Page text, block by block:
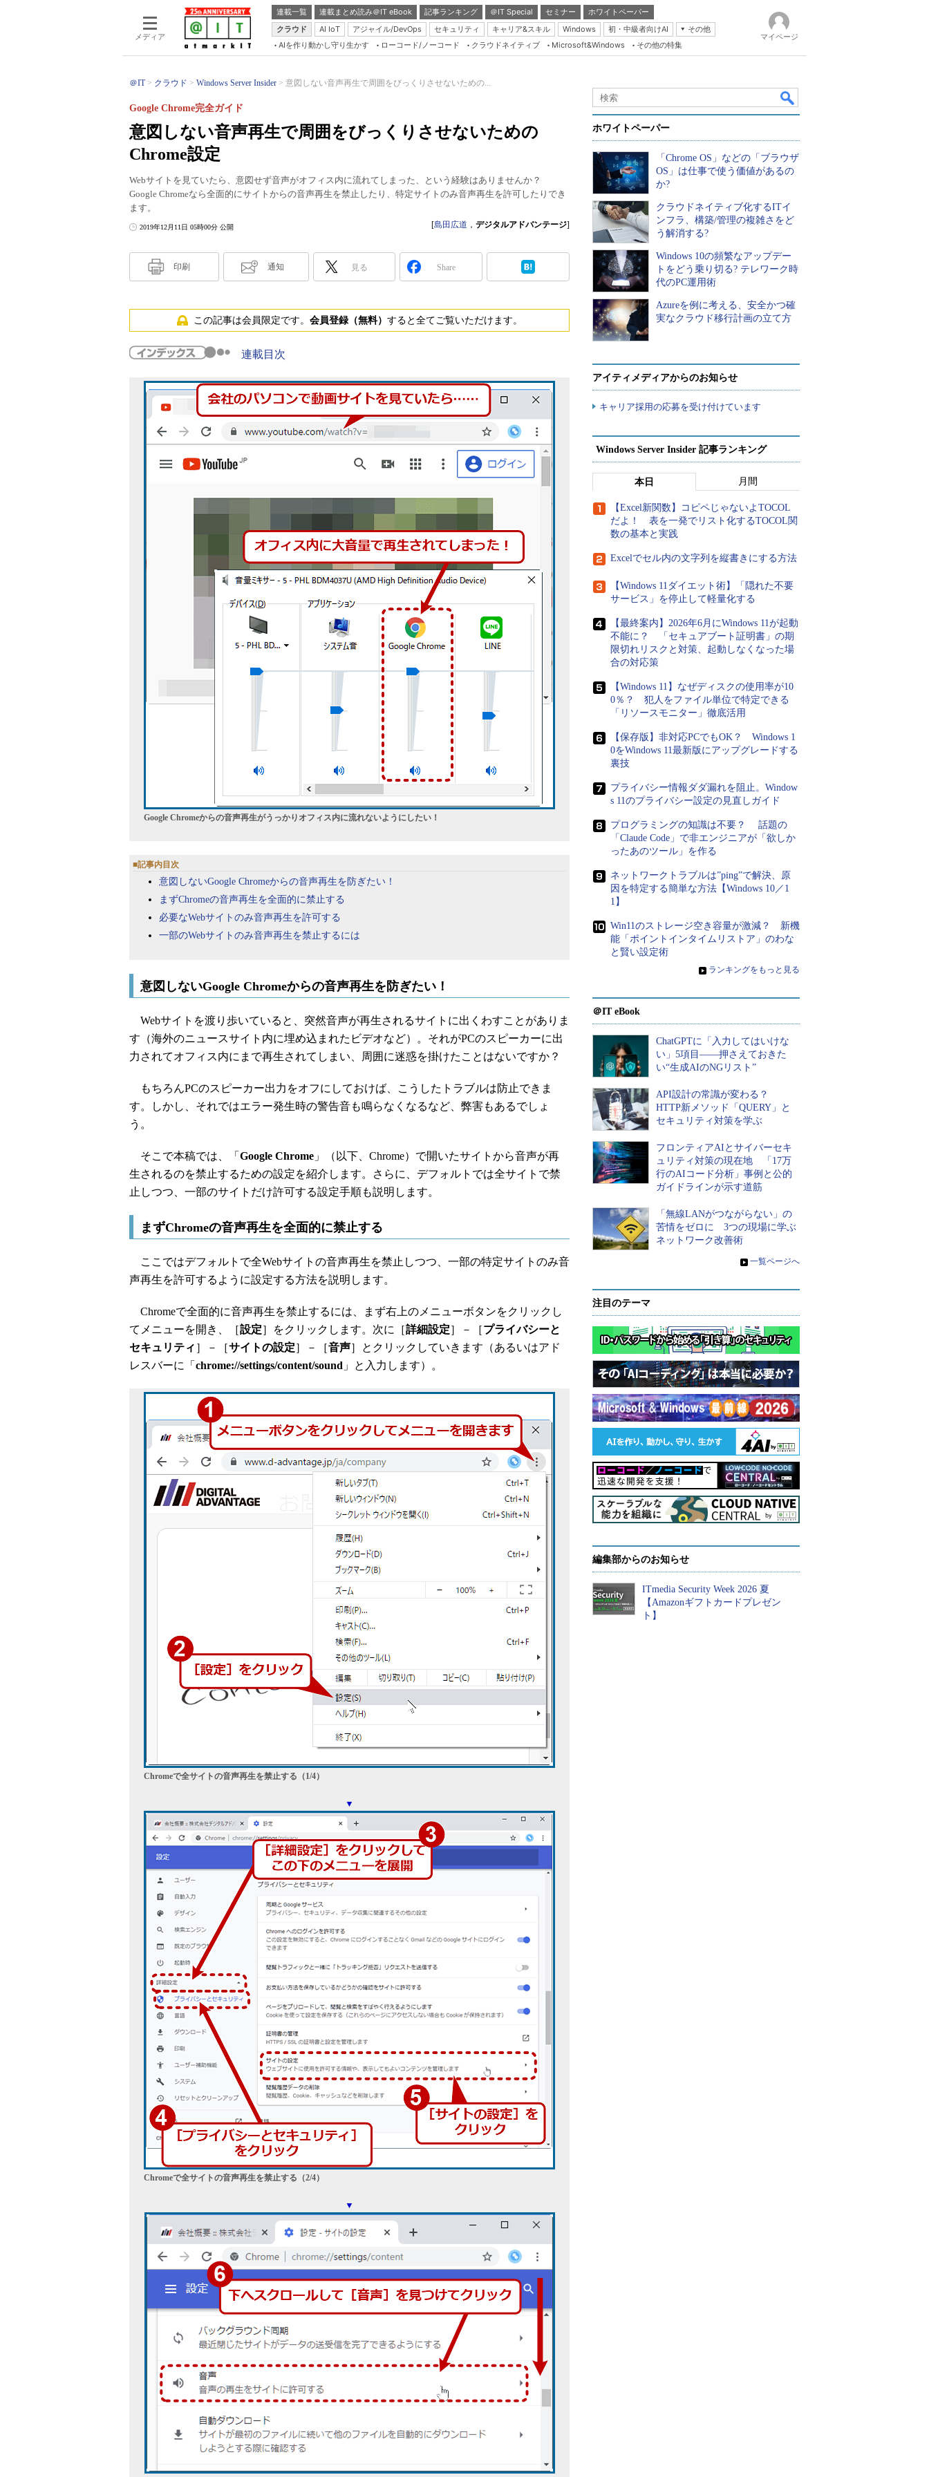
メディア
連載一覧 連載まとめ読み＠IT eBook 記事ランキング ＠IT Special セミナー
ホワイトペーパー
クラウド
AI IoT アジャイル/DevOps セキュリティ キャリア&スキル Windows 初・中級者向けAI
その他
Server & Storage
Database Expert
Master of IP Network
Security & Trust
Test & Tools
AIを作り動かし守り生かす ローコード/ノーコード クラウドネイティブ Microsoft&Windows その他の特集
マイページ
＠IT クラウド Windows Server Insider 意図しない音声再生で周囲をびっくりさせないための...
意図しない音声再生で周囲をびっくりさせないための
Chrome設定
Google Chrome完全ガイド
Webサイトを見ていたら、意図せず音声がオフィス内に流れてしまった、という経験はありませんか？
Google Chromeなら全面的にサイトからの音声再生を禁止したり、特定サイトのみ音声再生を許可したりでき
ます。
2019年12月11日 05時00分 公開 [島田広道 ， デジタルアドバンテージ]
印刷 通知 見る Share
この記事は会員限定です。 会員登録（無料） すると全てご覧いただけます。
連載目次
Google Chromeからの音声再生がうっかりオフィス内に流れないようにしたい！
■記事内目次
意図しないGoogle Chromeからの音声再生を防ぎたい！
まずChromeの音声再生を全面的に禁止する
必要なWebサイトのみ音声再生を許可する
一部のWebサイトのみ音声再生を禁止するには
意図しないGoogle Chromeからの音声再生を防ぎたい！
Webサイトを渡り歩いていると、突然音声が再生されるサイトに出くわすことがありま
す（海外のニュースサイト内に埋め込まれたビデオなど）。それがPCのスピーカーに出
力されてオフィス内にまで再生されてしまい、周囲に迷惑を掛けたことはないですか？
もちろんPCのスピーカー出力をオフにしておけば、こうしたトラブルは防止できま
す。しかし、それではエラー発生時の警告音も鳴らなくなるなど、弊害もあるでしょ
う。
そこで本稿では、「 Google Chrome 」（以下、Chrome）で開いたサイトから音声が再
生されるのを禁止するための設定を紹介します。さらに、デフォルトでは全サイトで禁
止しつつ、一部のサイトだけ許可する設定手順も説明します。
まずChromeの音声再生を全面的に禁止する
ここではデフォルトで全Webサイトの音声再生を禁止しつつ、一部の特定サイトのみ音
声再生を許可するように設定する方法を説明します。
Chromeで全面的に音声再生を禁止するには、まず右上のメニューボタンをクリックし
てメニューを開き、［設定］をクリックします。次に［詳細設定］－［プライバシーと
セキュリティ ］－［サイトの設定］－［音声］とクリックしていきます（あるいはアド
レスバーに「 chrome://settings/content/sound 」と入力します）。
Chromeで全サイトの音声再生を禁止する（1/4）
▼
Chromeで全サイトの音声再生を禁止する（2/4）
▼
ホワイトペーパー
「Chrome OS」などの「ブラウザ
OS」は仕事で使う価値があるの
か?
クラウドネイティブ化するITイ
ンフラ、構築/管理の複雑さをど
う解消する?
Windows 10の頻繁なアップデー
トをどう乗り切る? テレワーク時
代のPC運用術
Azureを例に考える、安全かつ確
実なクラウド移行計画の立て方
アイティメディアからのお知らせ
キャリア採用の応募を受け付けています
Windows Server Insider 記事ランキング
本日 月間
【Excel新関数】コピペじゃないよTOCOL
だよ！ 表を一発でリスト化するTOCOL関
数の基本と実践
Excelでセル内の文字列を縦書きにする方法
【Windows 11ダイエット術】「隠れた不要
サービス」を停止して軽量化する
【最終案内】2026年6月にWindows 11が起動
不能に？ 「セキュアブート証明書」の期
限切れリスクと対策、起動しなくなった場
合の対応策
【Windows 11】なぜディスクの使用率が10
0％？ 犯人をファイル単位で特定できる
「リソースモニター」徹底活用
【保存版】非対応PCでもOK？ Windows 1
0をWindows 11最新版にアップグレードする
裏技
プライバシー情報ダダ漏れを阻止。Window
s 11のプライバシー設定の見直しガイド
プログラミングの知識は不要？ 話題の
「Claude Code」で非エンジニアが「欲しか
ったあのツール」を作る
ネットワークトラブルは”ping”で解決、原
因を特定する簡単な方法【Windows 10／1
1】
Win11のストレージ空き容量が激減？ 新機
能「ポイントインタイムリストア」のわな
と賢い設定術
» ランキングをもっと見る
＠IT eBook
ChatGPTに「入力してはいけな
い」5項目――押さえておきた
い“生成AIのNGリスト”
API設計の常識が変わる？
HTTP新メソッド「QUERY」と
セキュリティ対策を学ぶ
フロンティアAIとサイバーセキ
ュリティ対策の現在地 「17万
行のAIコード分析」事例と公的
ガイドラインが示す道筋
「無線LANがつながらない」の
苦情をゼロに 3つの現場に学ぶ
ネットワーク改善術
» 一覧ページへ
注目のテーマ
編集部からのお知らせ
ITmedia Security Week 2026 夏
【Amazonギフトカードプレゼン
ト】